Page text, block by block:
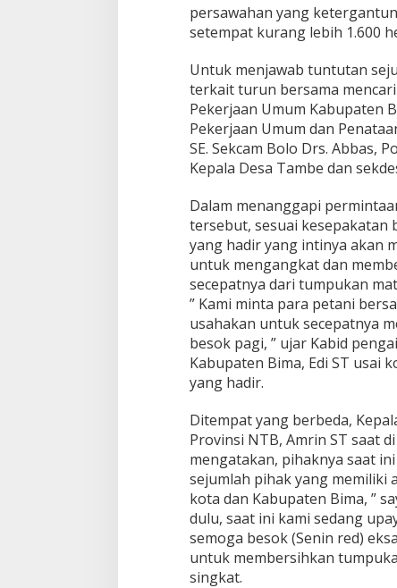
persawahan yang
setempat kurang lebih 1.600
Untuk menjawab tuntutan
terkait turun bersama
Pekerjaan Umum Kabupaten
Pekerjaan Umum dan
SE. Sekcam Bolo Drs. Abbas,
Kepala Desa Tambe dan
Dalam menanggapi
tersebut, sesuai
yang hadir yang intinya akan
untuk mengangkat dan
secepatnya dari tumpukan
” Kami minta para petani
usahakan untuk secepatnya
besok pagi, ” ujar Kabid
Kabupaten Bima, Edi ST usai
yang hadir.
Ditempat yang berbeda,
Provinsi NTB, Amrin ST saat
mengatakan, pihaknya saat
sejumlah pihak yang memiliki
kota dan Kabupaten Bima, ”
dulu, saat ini kami sedang
semoga besok (Senin red)
untuk membersihkan
singkat.